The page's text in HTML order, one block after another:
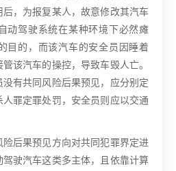
，为报复某人，故意修改其汽车
动驾驶系统在某种环境下必然瘫
目的，而该汽车的安全员因睡着
该汽车的操控，导致车毁人亡。
有共同风险后果预见，应分别定
罪定罪处罚，安全员则应以交通
后果预见方向对共同犯罪界定进
驶汽车这类多主体，且依靠计算